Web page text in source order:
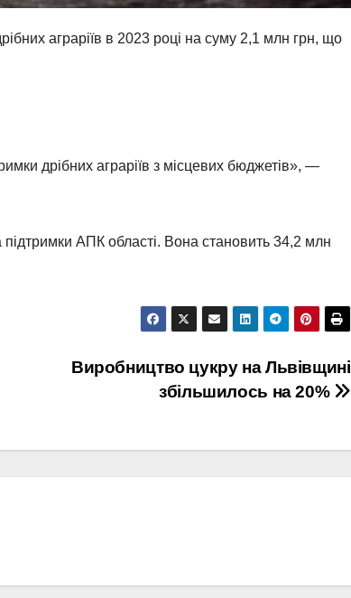
аграріїв в 2023 році на суму 2,1 млн грн, що
дрібних аграріїв з місцевих бюджетів», —
АПК області. Вона становить 34,2 млн
Виробництво цукру на Львівщині
збільшилось на 20%